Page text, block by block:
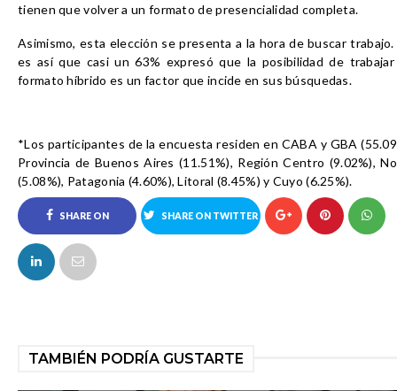
tienen que volver a un formato de presencialidad completa.
Asimismo, esta elección se presenta a la hora de buscar trabajo.
es así que casi un 63% expresó que la posibilidad de
formato híbrido es un factor que incide en sus búsquedas.
*Los participantes de la encuesta residen en CABA y GBA
Provincia de Buenos Aires (11.51%), Región Centro (9.02%),
(5.08%), Patagonia (4.60%), Litoral (8.45%) y Cuyo (6.25%).
SHARE ON
FACEBOOK
SHARE ON TWITTER
TAMBIÉN PODRÍA GUSTARTE